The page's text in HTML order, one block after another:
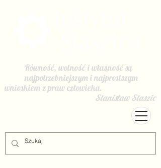
Równość, wolność i własność są
najpotrzebniejszym i najprostszym
wnioskiem z praw człowieka.
Stanisław Staszic